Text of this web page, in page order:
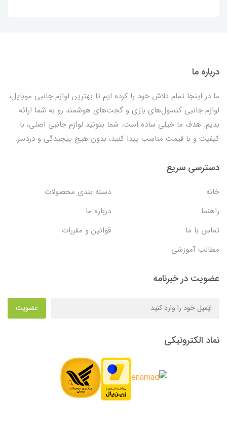
درباره ما
ما در اینجا تمام تلاش خود را کرده ایم تا بهترین لوازم جانبی موبایل،
لوازم جانبی کنسول‌های بازی و گجت‌های هوشمند رو به شما ارائه
بدیم. هدف ما خیلی ساده است: شما بتونید لوازم جانبی اصلی، با
کیفیت و با قیمت مناسب پیدا کنید، بدون هیچ پیچیدگی و دردسر.
دسترسی سریع
خانه
دسته بندی محصولات
راهنما
درباره ما
تماس با ما
قوانین و مقررات
مطالب آموزشی
عضویت در خبرنامه
عضویت
نماد الکترونیکی